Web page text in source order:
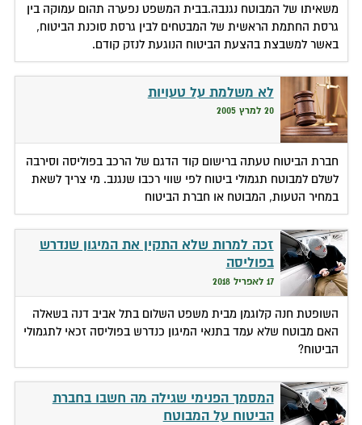
משאיתו של המבוטח נגנבה.בבית המשפט נפערה תהום עמוקה בין
גרסת החתמת הראשית של המבטחים לבין גרסת סוכנת הביטוח,
באשר למשבצת בהצעת הביטוח הנוגעת לנזק קודם.
לא משלמת על טעויות
20 למרץ 2005
חברת הביטוח טעתה ברישום קוד הדגם של הרכב בפוליסה וסירבה
לשלם למבוטח תגמולי ביטוח לפי שווי רכבו שנגנב. מי צריך לשאת
במחיר הטעות, המבוטח או חברת הביטוח
זכה למרות שלא התקין את המיגון שנדרש
בפוליסה
17 לאפריל 2018
השופטת חנה קלוגמן מבית משפט השלום בתל אביב דנה בשאלה
האם מבוטח שלא עמד בתנאי המיגון כנדרש בפוליסה זכאי לתגמולי
הביטוח?
המסמך הפנימי שגילה מה חשבו בחברת
הביטוח על המבוטח